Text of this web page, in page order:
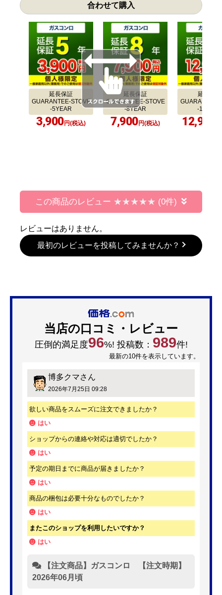
合わせて購入
延長保証
GUARANTEE-STOVE
-5YEAR
3,900円(税込)
延長保証
GUARANTEE-STOVE
-8YEAR
7,900円(税込)
延長保証
GUARANTEE-
-10YEAR
12,900
この商品のレビュー (0件)
レビューはありません。
最初のレビューを投稿してみませんか？
当店の口コミ・レビュー
圧倒的満足度96%! 投稿数： 989件!
最新の10件を表示しています。
博多クマさん
2026年7月25日 09:28
欲しい商品をスムーズに注文できましたか？
はい
ショップからの連絡や対応は適切でしたか？
はい
予定の期日までに商品が届きましたか？
はい
商品の梱包は必要十分なものでしたか？
はい
またこのショップを利用したいですか？
はい
【注文商品】ガスコンロ 【注文時期】
2026年06月頃